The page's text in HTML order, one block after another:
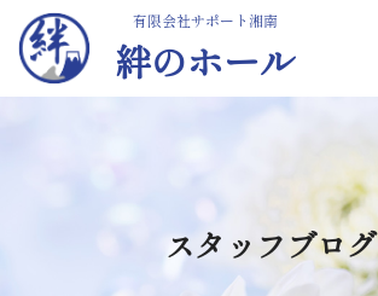
有限会社サポート湘南
絆のホール
スタッフブログ